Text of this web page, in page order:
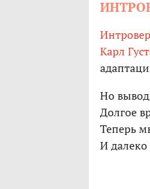
Карл
Но
Долгое
Теперь
И далеко